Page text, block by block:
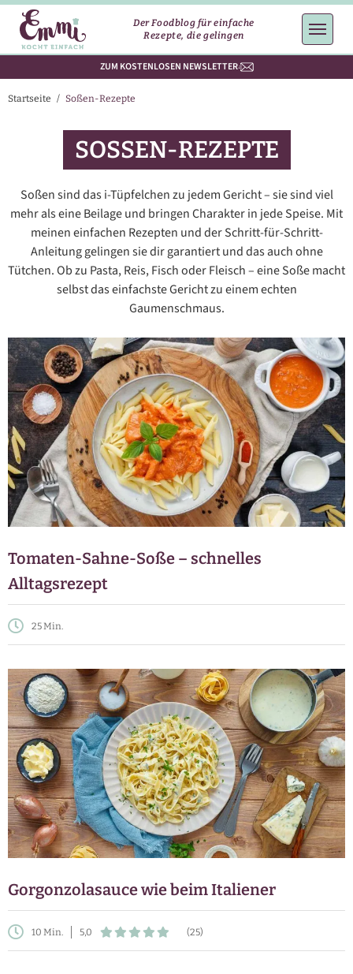
Der Foodblog für einfache
Rezepte, die gelingen
ZUM KOSTENLOSEN NEWSLETTER
Startseite / Soßen-Rezepte
SOSSEN-REZEPTE
Soßen sind das i-Tüpfelchen zu jedem Gericht – sie sind viel
mehr als eine Beilage und bringen Charakter in jede Speise. Mit
meinen einfachen Rezepten und der Schritt-für-Schritt-
Anleitung gelingen sie dir garantiert und das auch ohne
Tütchen. Ob zu Pasta, Reis, Fisch oder Fleisch – eine Soße macht
selbst das einfachste Gericht zu einem echten
Gaumenschmaus.
Tomaten-Sahne-Soße – schnelles
Alltagsrezept
25 Min.
Gorgonzolasauce wie beim Italiener
10 Min. 5,0 (25)